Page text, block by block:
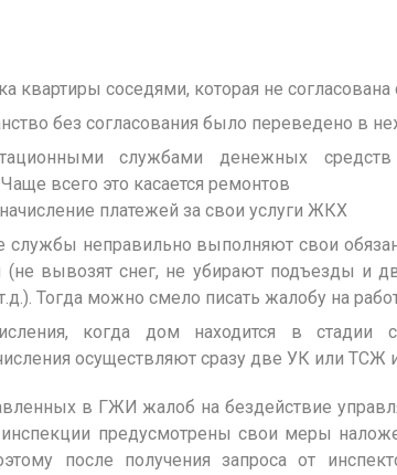
квартиры соседями, которая не согласована
без согласования было переведено в
службами денежных
всего это касается ремонтов
платежей за свои услуги ЖКХ
неправильно выполняют свои
(не вывозят снег, не убирают подъезды и
Тогда можно смело писать жалобу на
когда дом находится в стадии
осуществляют сразу две УК или ТСЖ
в ГЖИ жалоб на бездействие
предусмотрены свои меры
после получения запроса от